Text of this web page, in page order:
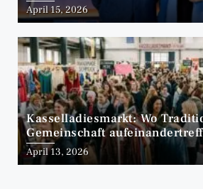
April 15, 2026
Kasselladiesmarkt: Wo
Gemeinschaft
April 13, 2026